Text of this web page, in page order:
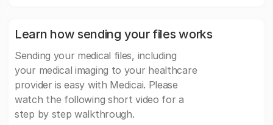
Learn how sending your files works
Sending your medical files, including
your medical imaging to your healthcare
provider is easy with Medicai. Please
watch the following short video for a
step by step walkthrough.